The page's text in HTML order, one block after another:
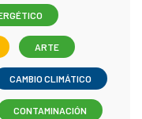
ARTE
CAMBIO CLIMÁTICO
CONTAMINACIÓN